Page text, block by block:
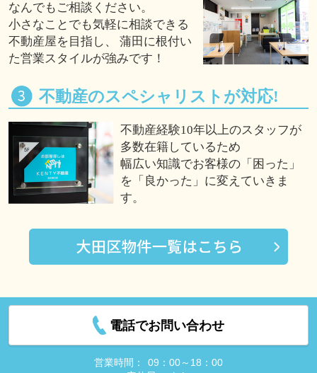
なんでもご相談ください。
小さなことでも気軽に相談できる
不動産屋を目指し、 蒲田に根付い
た営業スタイルが強みです！
不動産のスペシャリストが対応!
不動産経験10年以上のスタッフが
多数在籍しているため
幅広い知識でお客様の「困った」
を「良かった」に変えていきま
す。
電話でお問い合わせ
営業時間：
09：00～18：00